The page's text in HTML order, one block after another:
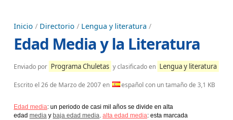
Inicio / Directorio / Lengua y literatura /
Edad Media y la Literatura
Enviado por Programa Chuletas y clasificado en Lengua y literatura
Escrito el 26 de Marzo de 2007en español con un tamaño de 3,1 KB
Edad media: un periodo de casi mil años se divide en alta
edad media y baja edad media. alta edad media: esta marcada